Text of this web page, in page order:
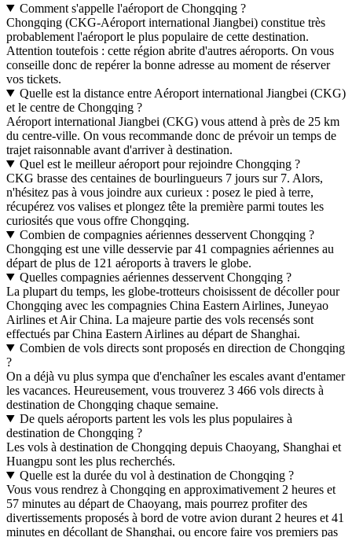
Comment s'appelle l'aéroport de Chongqing ?
Chongqing (CKG-Aéroport international Jiangbei) constitue très
probablement l'aéroport le plus populaire de cette destination.
Attention toutefois : cette région abrite d'autres aéroports. On vous
conseille donc de repérer la bonne adresse au moment de réserver
vos tickets.
Quelle est la distance entre Aéroport international Jiangbei (CKG)
et le centre de Chongqing ?
Aéroport international Jiangbei (CKG) vous attend à près de 25 km
du centre-ville. On vous recommande donc de prévoir un temps de
trajet raisonnable avant d'arriver à destination.
Quel est le meilleur aéroport pour rejoindre Chongqing ?
CKG brasse des centaines de bourlingueurs 7 jours sur 7. Alors,
n'hésitez pas à vous joindre aux curieux : posez le pied à terre,
récupérez vos valises et plongez tête la première parmi toutes les
curiosités que vous offre Chongqing.
Combien de compagnies aériennes desservent Chongqing ?
Chongqing est une ville desservie par 41 compagnies aériennes au
départ de plus de 121 aéroports à travers le globe.
Quelles compagnies aériennes desservent Chongqing ?
La plupart du temps, les globe-trotteurs choisissent de décoller pour
Chongqing avec les compagnies China Eastern Airlines, Juneyao
Airlines et Air China. La majeure partie des vols recensés sont
effectués par China Eastern Airlines au départ de Shanghai.
Combien de vols directs sont proposés en direction de Chongqing
?
On a déjà vu plus sympa que d'enchaîner les escales avant d'entamer
les vacances. Heureusement, vous trouverez 3 466 vols directs à
destination de Chongqing chaque semaine.
De quels aéroports partent les vols les plus populaires à
destination de Chongqing ?
Les vols à destination de Chongqing depuis Chaoyang, Shanghai et
Huangpu sont les plus recherchés.
Quelle est la durée du vol à destination de Chongqing ?
Vous vous rendrez à Chongqing en approximativement 2 heures et
57 minutes au départ de Chaoyang, mais pourrez profiter des
divertissements proposés à bord de votre avion durant 2 heures et 41
minutes en décollant de Shanghai, ou encore faire vos premiers pas